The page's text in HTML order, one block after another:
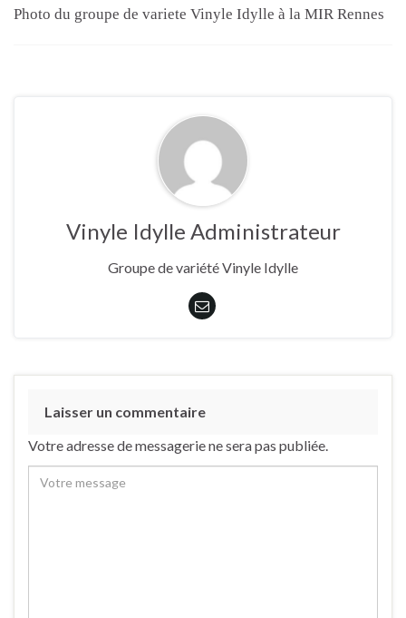
Photo du groupe de variete Vinyle Idylle à la MIR Rennes
Vinyle Idylle Administrateur
Groupe de variété Vinyle Idylle
Laisser un commentaire
Votre adresse de messagerie ne sera pas publiée.